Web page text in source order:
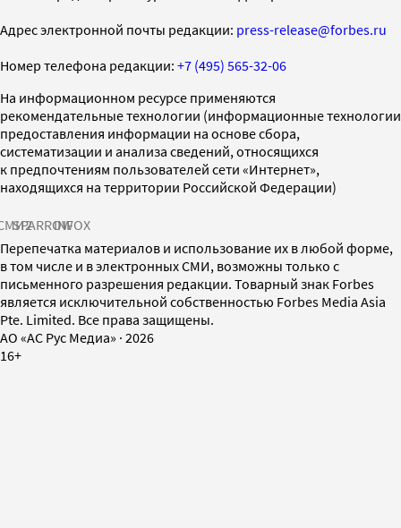
Адрес электронной почты редакции: press-release@forbes.ru
Номер телефона редакции: +7 (495) 565-32-06
На информационном ресурсе применяются
рекомендательные технологии (информационные технологии
предоставления информации на основе сбора,
систематизации и анализа сведений, относящихся
к предпочтениям пользователей сети «Интернет»,
находящихся на территории Российской Федерации)
SPARROWINFOX
Перепечатка материалов и использование их в любой форме,
в том числе и в электронных СМИ, возможны только с
письменного разрешения редакции. Товарный знак Forbes
является исключительной собственностью Forbes Media Asia
Pte. Limited. Все права защищены.
AO «АС Рус Медиа» · 2026
16+